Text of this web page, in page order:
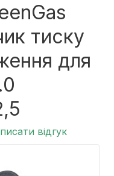
тиску
для
відгук